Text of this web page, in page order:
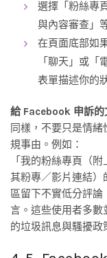
選擇「粉絲專
與內容審查」
在頁面底部如
「聊天」或「
表單描述你的
給 Facebook 申訴的
同樣，不要只是情
規事由。例如：
「我的粉絲專頁（
其粉專／影片連結）
區留下不實低分評
言。這些使用者多數
的垃圾訊息與騷擾政